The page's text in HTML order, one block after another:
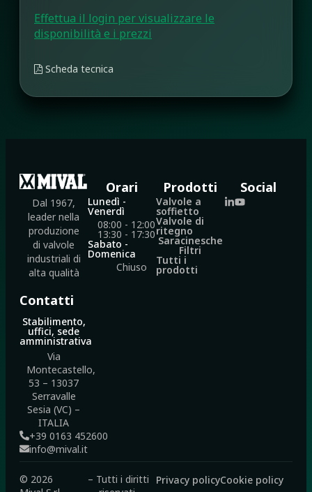
Effettua il login per visualizzare le
disponibilità e i prezzi
Scheda tecnica
Dal 1967,
leader nella
produzione
di valvole
industriali di
alta qualità
Contatti
Stabilimento,
uffici, sede
amministrativa
Via
Montecastello,
53 – 13037
Serravalle
Sesia (VC) –
ITALIA
+39 0163 452600
info@mival.it
Orari
Lunedì -
Venerdì
08:00 - 12:00
13:30 - 17:30
Sabato -
Domenica
Chiuso
Prodotti
Valvole a
soffietto
Valvole di
ritegno
Saracinesche
Filtri
Tutti i
prodotti
Social
© 2026
– Tutti i diritti
Privacy policyCookie policy